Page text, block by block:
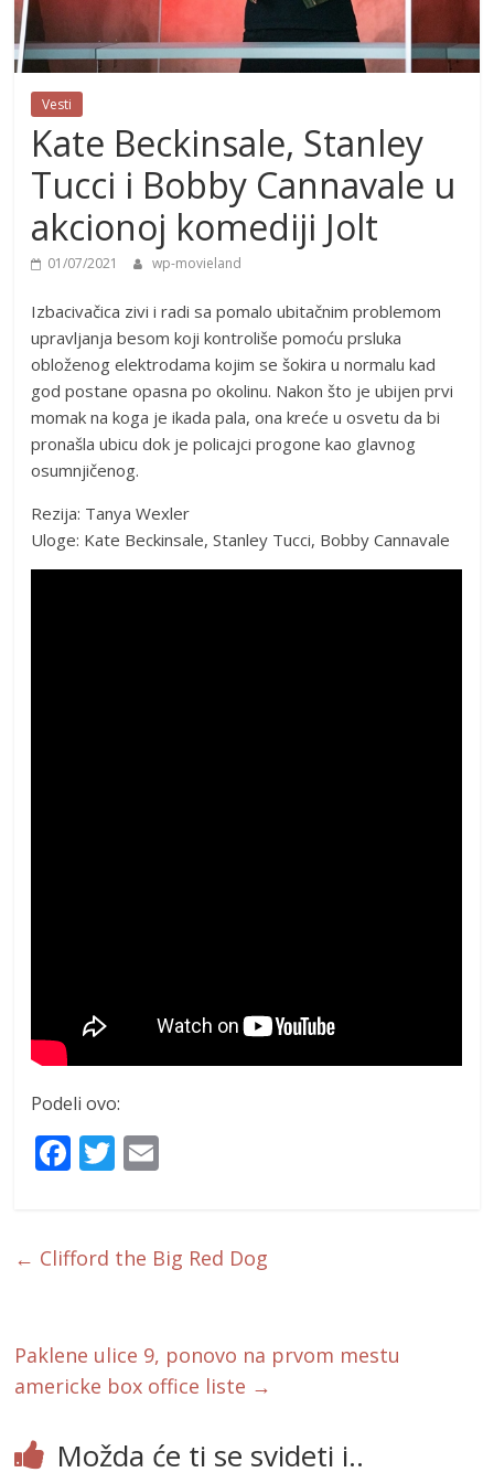
Vesti
Kate Beckinsale, Stanley
Tucci i Bobby Cannavale u
akcionoj komediji Jolt
01/07/2021 wp-movieland
Izbacivačica zivi i radi sa pomalo ubitačnim problemom
upravljanja besom koji kontroliše pomoću prsluka
obloženog elektrodama kojim se šokira u normalu kad
god postane opasna po okolinu. Nakon što je ubijen prvi
momak na koga je ikada pala, ona kreće u osvetu da bi
pronašla ubicu dok je policajci progone kao glavnog
osumnjičenog.
Rezija: Tanya Wexler
Uloge: Kate Beckinsale, Stanley Tucci, Bobby Cannavale
Podeli ovo:
F
ac
b
k
T
w
er l
← Clifford the Big Red Dog
Paklene ulice 9, ponovo na prvom mestu
americke box office liste →
Možda će ti se svideti i..